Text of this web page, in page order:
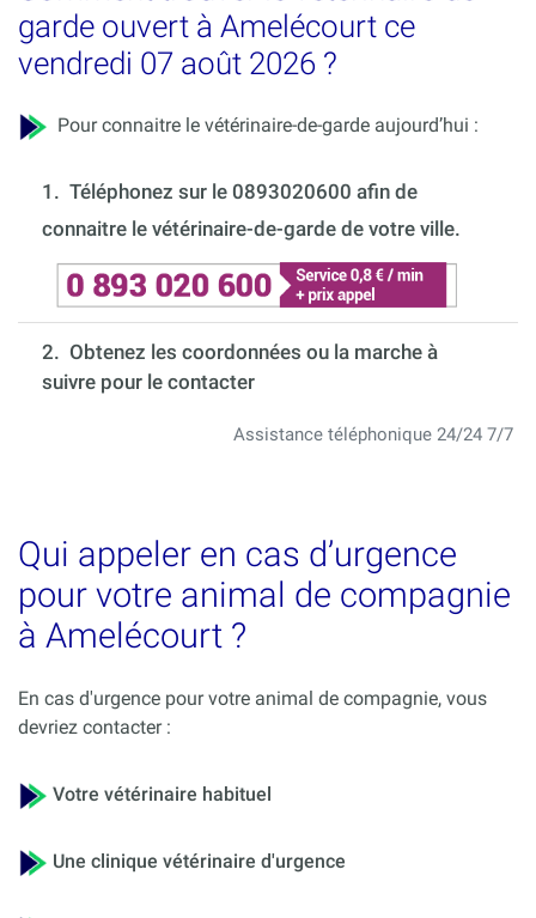
garde ouvert à Amelécourt ce
vendredi 07 août 2026 ?
Pour connaitre le vétérinaire-de-garde aujourd’hui :
1. Téléphonez sur le 0893020600 afin de
connaitre le vétérinaire-de-garde de votre ville.
2. Obtenez les coordonnées ou la marche à
suivre pour le contacter
Assistance téléphonique 24/24 7/7
Qui appeler en cas d’urgence
pour votre animal de compagnie
à Amelécourt ?
En cas d'urgence pour votre animal de compagnie, vous
devriez contacter :
Votre vétérinaire habituel
Une clinique vétérinaire d'urgence